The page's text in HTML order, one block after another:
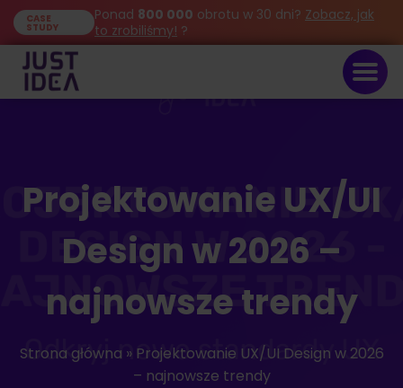
CASE
STUDY
Ponad 800 000 obrotu w 30 dni? Zobacz, jak
to zrobiliśmy! ?
Projektowanie UX/UI
Design w 2026 –
najnowsze trendy
Strona główna » Projektowanie UX/UI Design w 2026
– najnowsze trendy